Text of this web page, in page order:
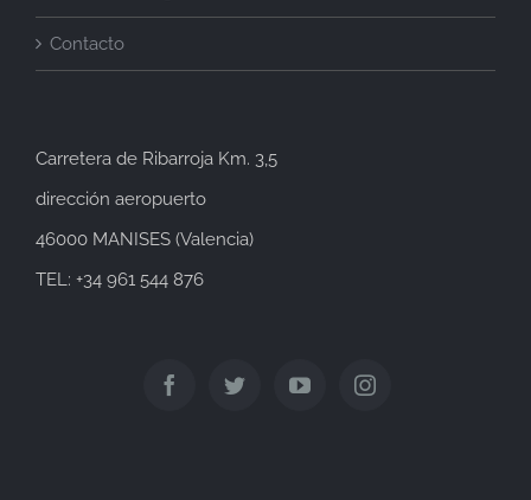
Contacto
Carretera de Ribarroja Km. 3,5
dirección aeropuerto
46000 MANISES (Valencia)
TEL: +34 961 544 876